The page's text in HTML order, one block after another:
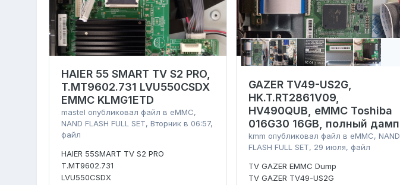
HAIER 55 SMART TV S2 PRO,
T.MT9602.731 LVU550CSDX
EMMC KLMG1ETD
mastel опубликовал файл в eMMC,
NAND FLASH FULL SET,Вторник в 06:57,
файл
HAIER 55SMART TV S2 PRO
T.MT9602.731
LVU550CSDX
GAZER TV49-US2G,
HK.T.RT2861V09,
HV490QUB, eMMC Toshiba
016G30 16GB, полный дамп
kmm опубликовал файл в eMMC, NAND
FLASH FULL SET, 29 июля, файл
TV GAZER EMMC Dump
TV GAZER TV49-US2G